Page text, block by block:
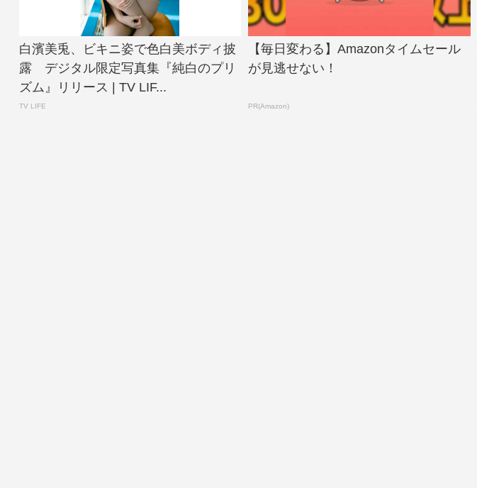
白濱美兎、ビキニ姿で色白美ボディ披
露 デジタル限定写真集『純白のプリ
ズム』リリース | TV LIF...
TV LIFE
【毎日変わる】Amazonタイムセール
が見逃せない！
PR(Amazon)